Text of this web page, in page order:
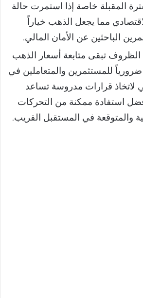
المقبلة خاصة إذا استمرت حالة
مما يجعل الذهب خياراً
الباحثين عن الأمان المالي.
تبقى متابعة أسعار الذهب
للمستثمرين والمتعاملين في
لاتخاذ قرارات مدروسة تساعد
استفادة ممكنة من التحركات
والمتوقعة في المستقبل القريب.